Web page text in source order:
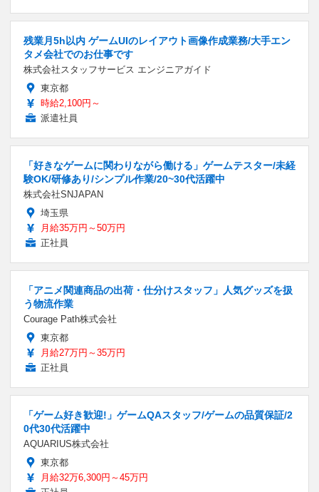
残業月5h以内 ゲームUIのレイアウト画像作成業務/大手エン
タメ会社でのお仕事です
株式会社スタッフサービス エンジニアガイド
東京都
時給2,100円～
派遣社員
「好きなゲームに関わりながら働ける」ゲームテスター/未経
験OK/研修あり/シンプル作業/20~30代活躍中
株式会社SNJAPAN
埼玉県
月給35万円～50万円
正社員
「アニメ関連商品の出荷・仕分けスタッフ」人気グッズを扱
う物流作業
Courage Path株式会社
東京都
月給27万円～35万円
正社員
「ゲーム好き歓迎!」ゲームQAスタッフ/ゲームの品質保証/2
0代30代活躍中
AQUARIUS株式会社
東京都
月給32万6,300円～45万円